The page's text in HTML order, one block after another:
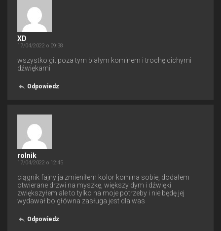
XD
17/04/2022 o 09:38
wszystko git poza tym białym kominem i trochę cichymi
dźwiękami
Odpowiedz
rolnik
17/04/2022 o 12:45
ciągnik fajny ja zmieniłem kolor komina sobie, dodałem
otwierane drzwi na myszkę, większy dym i dźwięki
zwiększyłem ale to tylko na moje potrzeby i nie będę jej
wydawał bo główna zasługa jest dla was
Odpowiedz